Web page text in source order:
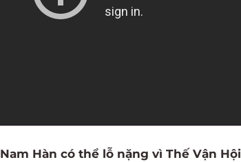
Nam Hàn có thể lỗ nặng vì Thế Vận Hội